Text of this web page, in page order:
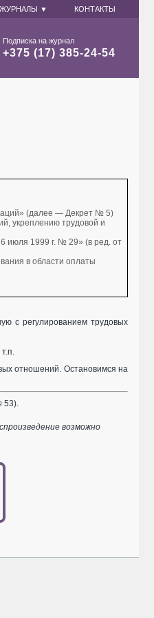
ЖУРНАЛЫ ▼ КОНТАКТЫ
Подписка на журнал
+375 (17) 385-24-54
(далее — Декрет № 5)
укреплению трудовой и
июля 1999 г. № 29» (в ред. от
в области оплаты
с регулированием трудовых
отношений. Остановимся на
53).
возможно